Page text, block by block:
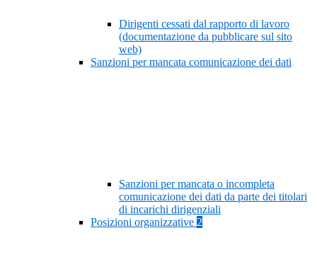
Dirigenti cessati dal rapporto di lavoro
(documentazione da pubblicare sul sito
web)
Sanzioni per mancata comunicazione dei dati
Sanzioni per mancata o incompleta
comunicazione dei dati da parte dei titolari
di incarichi dirigenziali
Posizioni organizzative 2